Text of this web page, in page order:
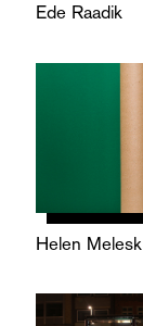
Ede Raadik
Helen Melesk